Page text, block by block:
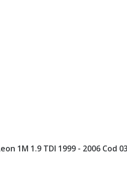
1M 1.9 TDI 1999 - 2006 Cod